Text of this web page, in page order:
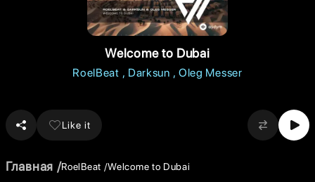
Welcome to Dubai
RoelBeat Darksun Oleg Messer
Like it
Главная RoelBeat Welcome to Dubai